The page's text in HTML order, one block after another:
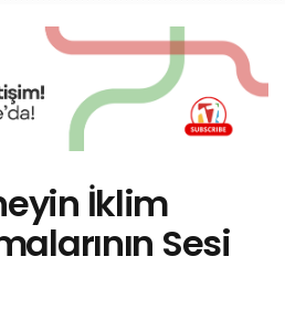
İklim
Sesi